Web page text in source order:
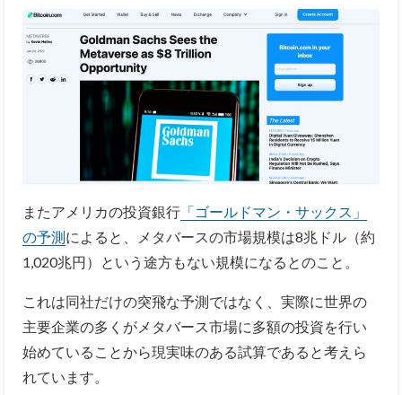
またアメリカの投資銀行 「ゴールドマン・サックス」
の予測 によると、メタバースの市場規模は8兆ドル（約
1,020兆円）という途方もない規模になるとのこと。
これは同社だけの突飛な予測ではなく、実際に世界の
主要企業の多くがメタバース市場に多額の投資を行い
始めていることから現実味のある試算であると考えら
れています。